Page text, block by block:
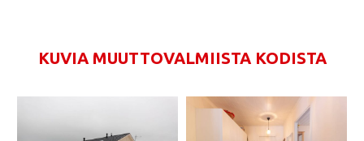
KUVIA MUUTTOVALMIISTA KODISTA